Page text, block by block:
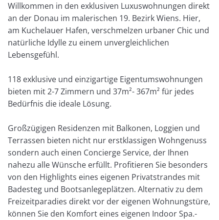
Willkommen in den exklusiven Luxuswohnungen direkt
an der Donau im malerischen 19. Bezirk Wiens. Hier,
am Kuchelauer Hafen, verschmelzen urbaner Chic und
natürliche Idylle zu einem unvergleichlichen
Lebensgefühl.
118 exklusive und einzigartige Eigentumswohnungen
bieten mit 2-7 Zimmern und 37m²- 367m² für jedes
Bedürfnis die ideale Lösung.
Großzügigen Residenzen mit Balkonen, Loggien und
Terrassen bieten nicht nur erstklassigen Wohngenuss
sondern auch einen Concierge Service, der Ihnen
nahezu alle Wünsche erfüllt. Profitieren Sie besonders
von den Highlights eines eigenen Privatstrandes mit
Badesteg und Bootsanlegeplätzen. Alternativ zu dem
Freizeitparadies direkt vor der eigenen Wohnungstüre,
können Sie den Komfort eines eigenen Indoor Spa.-